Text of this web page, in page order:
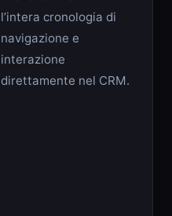
l’intera cronologia di
navigazione e
interazione
direttamente nel CRM.